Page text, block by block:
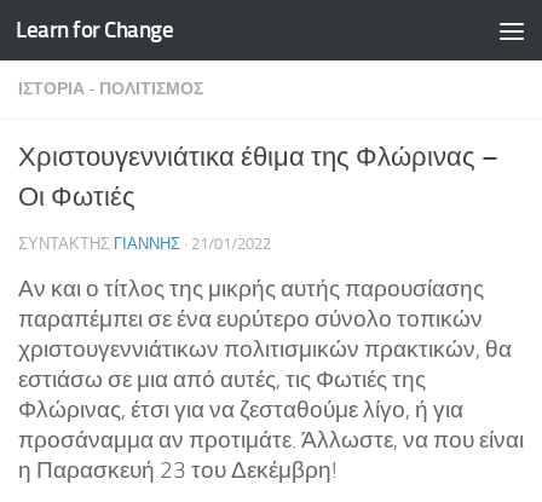
Skip to content
Learn for Change
ΙΣΤΟΡΊΑ - ΠΟΛΙΤΙΣΜΌΣ
Χριστουγεννιάτικα έθιμα της Φλώρινας –
Οι Φωτιές
ΣΥΝΤΆΚΤΗΣ ΓΙΆΝΝΗΣ · 21/01/2022
Αν και ο τίτλος της μικρής αυτής παρουσίασης
παραπέμπει σε ένα ευρύτερο σύνολο τοπικών
χριστουγεννιάτικων πολιτισμικών πρακτικών, θα
εστιάσω σε μια από αυτές, τις Φωτιές της
Φλώρινας, έτσι για να ζεσταθούμε λίγο, ή για
προσάναμμα αν προτιμάτε. Άλλωστε, να που είναι
η Παρασκευή 23 του Δεκέμβρη!